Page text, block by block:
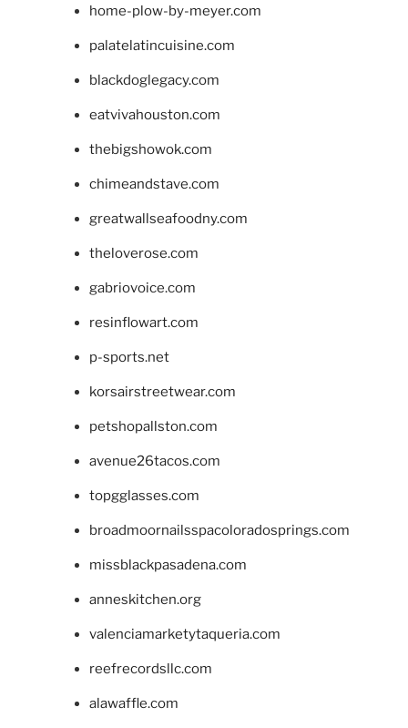
home-plow-by-meyer.com
palatelatincuisine.com
blackdoglegacy.com
eatvivahouston.com
thebigshowok.com
chimeandstave.com
greatwallseafoodny.com
theloverose.com
gabriovoice.com
resinflowart.com
p-sports.net
korsairstreetwear.com
petshopallston.com
avenue26tacos.com
topgglasses.com
broadmoornailsspacoloradosprings.com
missblackpasadena.com
anneskitchen.org
valenciamarketytaqueria.com
reefrecordsllc.com
alawaffle.com